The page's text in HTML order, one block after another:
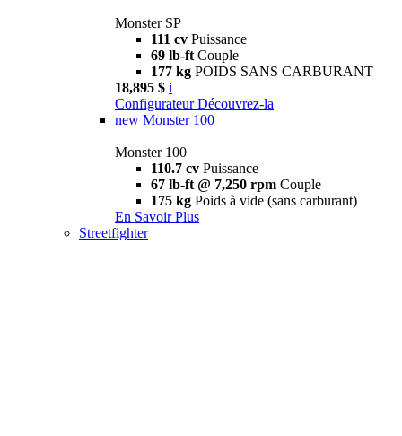
Monster SP
111 cv Puissance
69 lb-ft Couple
177 kg POIDS SANS CARBURANT
18,895 $ i
Configurateur Découvrez-la
new Monster 100
Monster 100
110.7 cv Puissance
67 lb-ft @ 7,250 rpm Couple
175 kg Poids à vide (sans carburant)
En Savoir Plus
Streetfighter